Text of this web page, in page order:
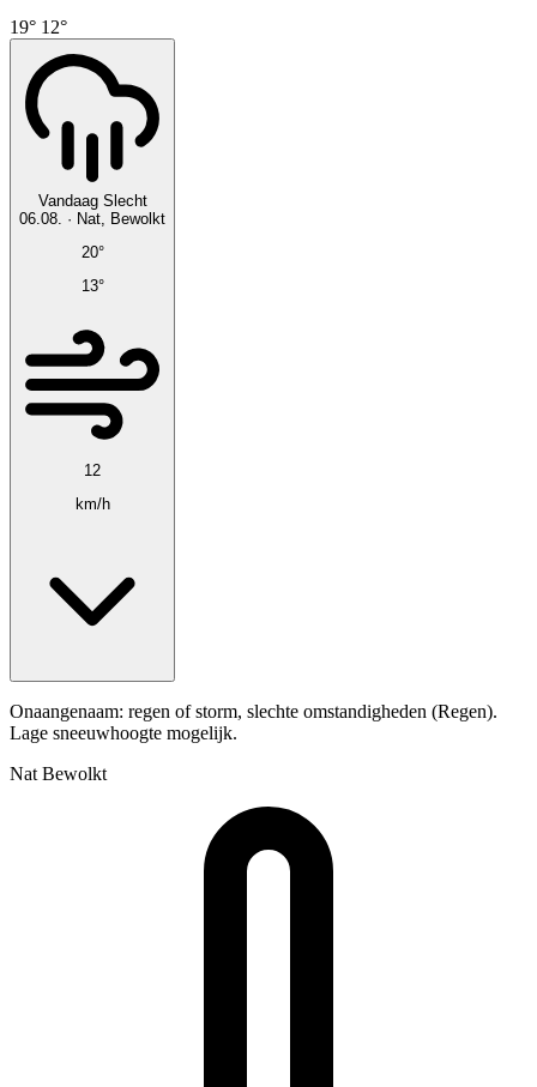
19° 12°
Vandaag Slecht
06.08. ·
Nat, Bewolkt
20°
13°
12
km/h
Onaangenaam: regen of storm, slechte omstandigheden (Regen).
Lage sneeuwhoogte mogelijk.
Nat Bewolkt